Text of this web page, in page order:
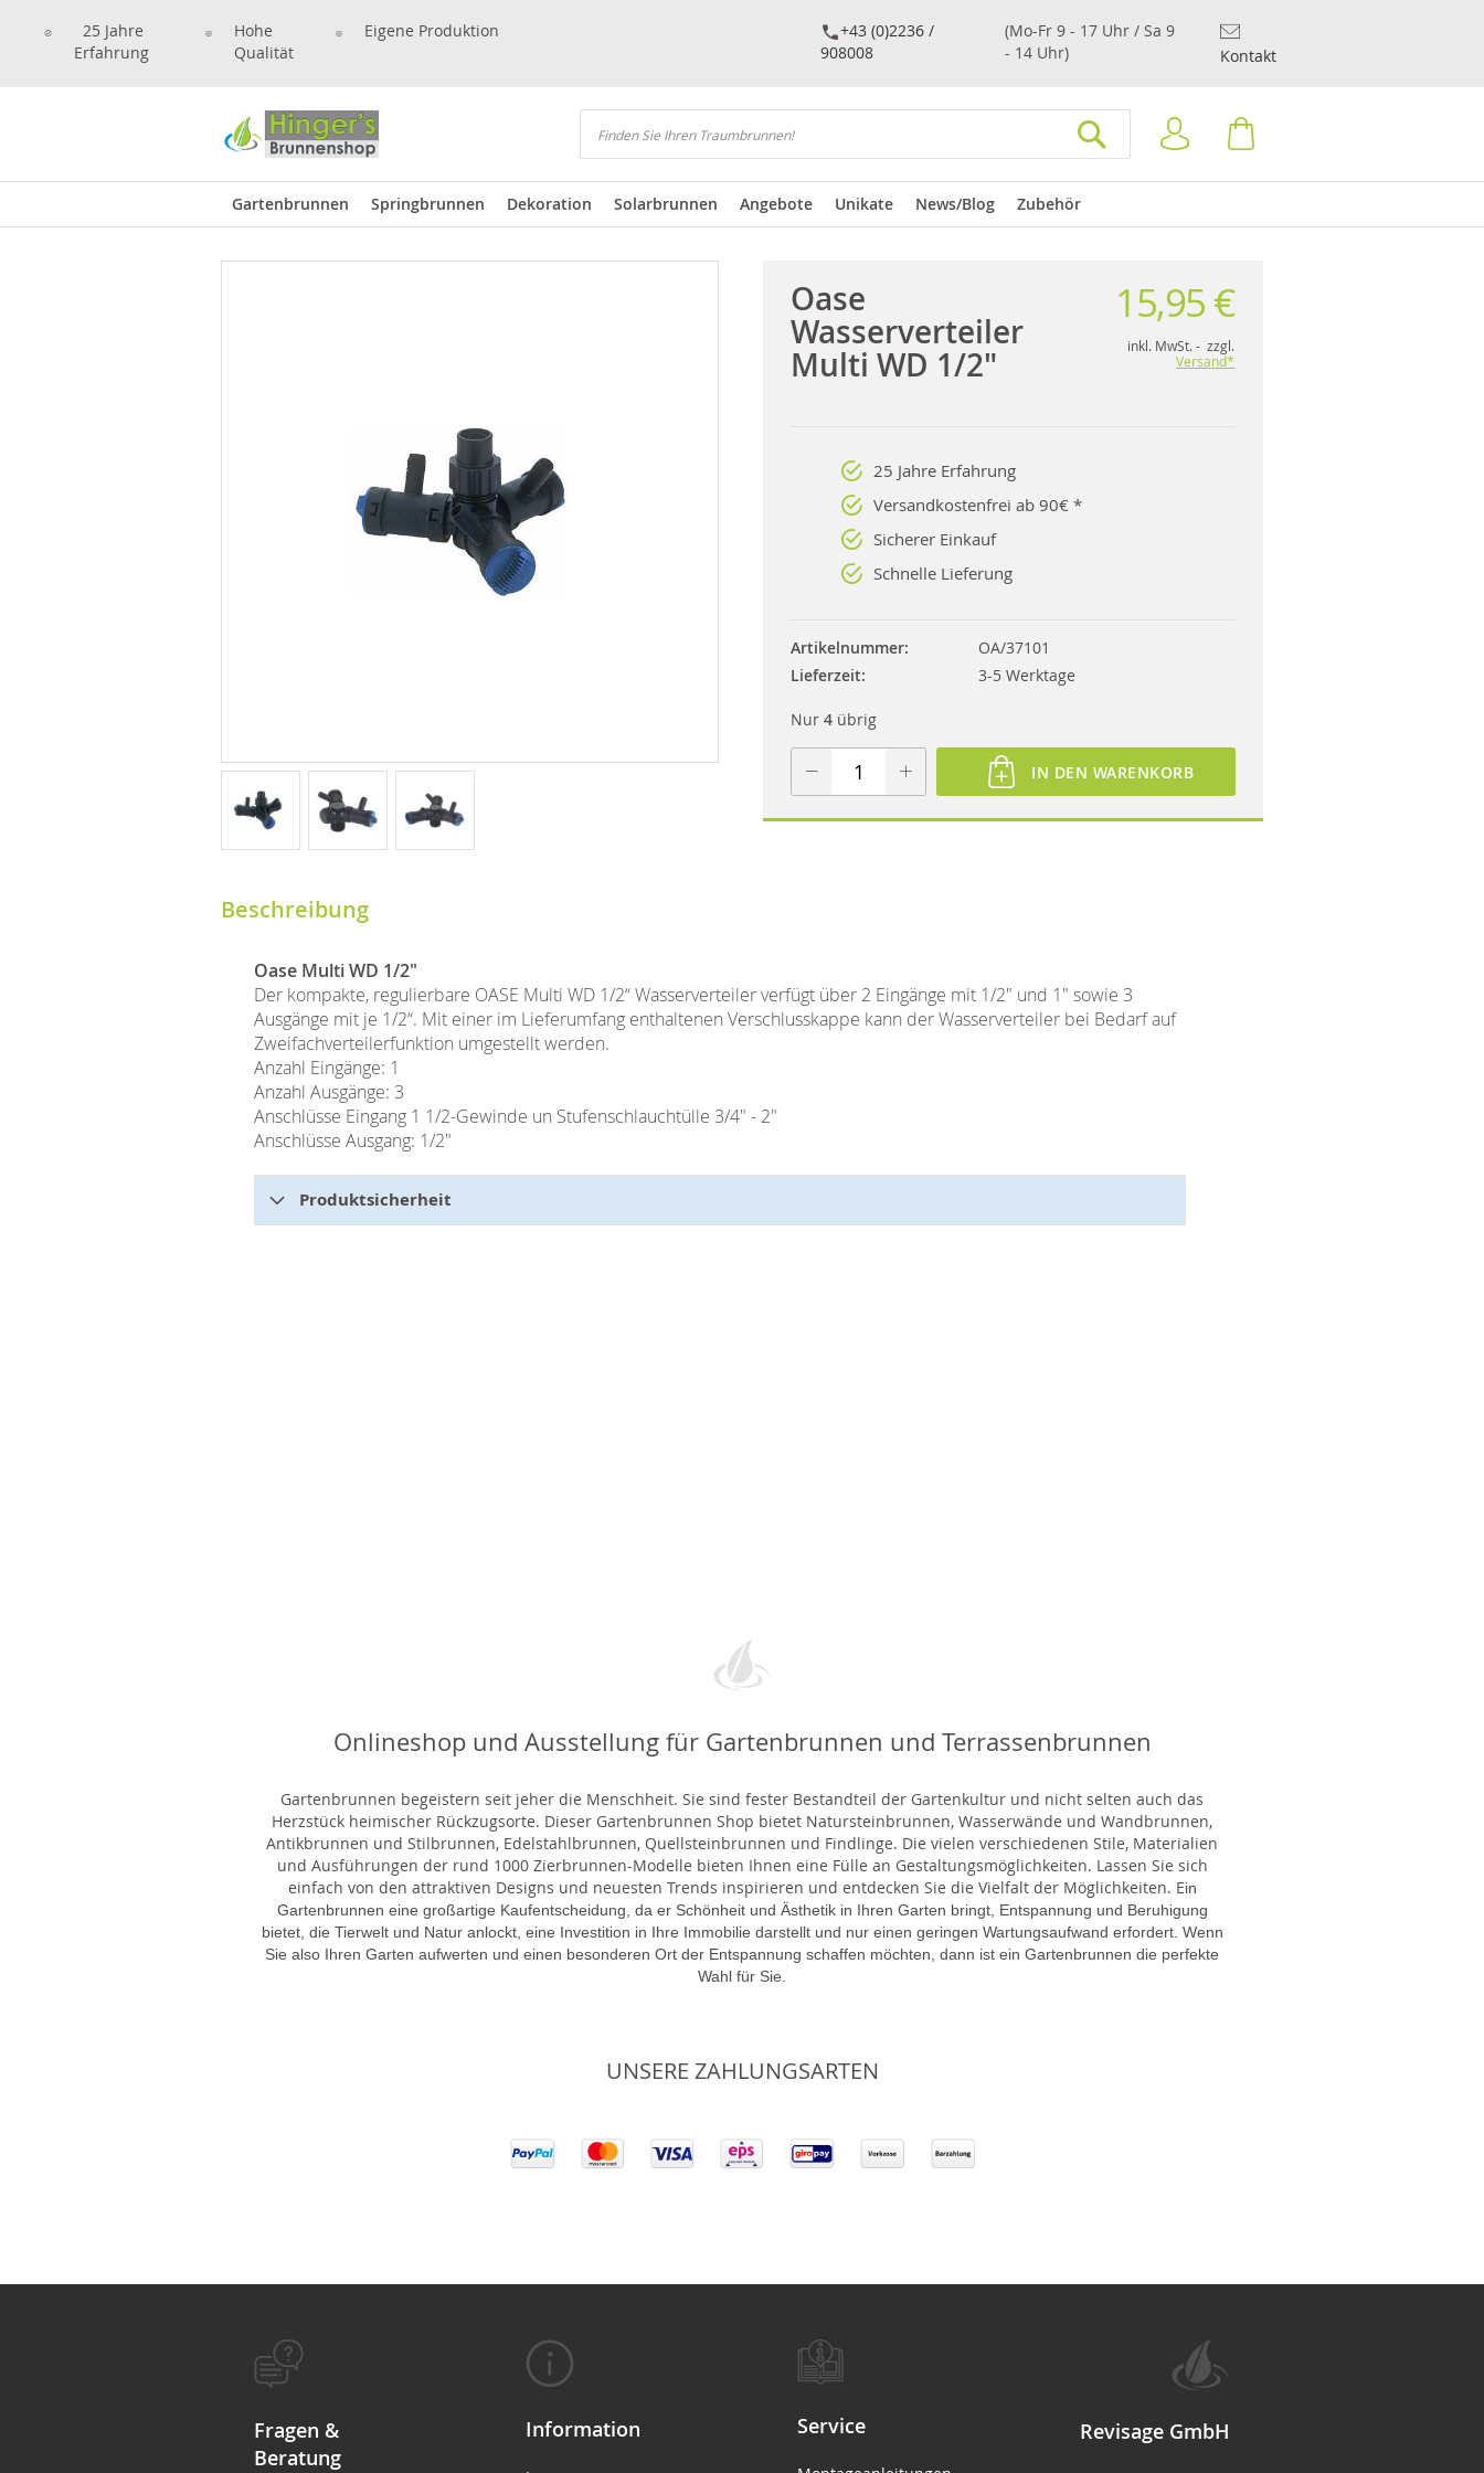
25 Jahre
Erfahrung
Hohe
Qualität
Eigene Produktion
+43 (0)2236 /
908008
(Mo-Fr 9 - 17 Uhr / Sa 9
- 14 Uhr)
Kontakt
Suchen
Anmelden
Gartenbrunnen Springbrunnen Dekoration Solarbrunnen Angebote Unikate News/Blog Zubehör
Oase
Wasserverteiler
Multi WD 1/2"
15,95 €
inkl. MwSt. - zzgl.
Versand*
25 Jahre Erfahrung
Versandkostenfrei ab 90€ *
Sicherer Einkauf
Schnelle Lieferung
Artikelnummer
OA/37101
Lieferzeit
3-5 Werktage
Nur 4übrig
IN DEN WARENKORB
Beschreibung
Oase Multi WD 1/2"
Der kompakte, regulierbare OASE Multi WD 1/2“ Wasserverteiler verfügt über 2 Eingänge mit 1/2" und 1" sowie 3
Ausgänge mit je 1/2“. Mit einer im Lieferumfang enthaltenen Verschlusskappe kann der Wasserverteiler bei Bedarf auf
Zweifachverteilerfunktion umgestellt werden.
Anzahl Eingänge: 1
Anzahl Ausgänge: 3
Anschlüsse Eingang 1 1/2-Gewinde un Stufenschlauchtülle 3/4" - 2"
Anschlüsse Ausgang: 1/2"
Produktsicherheit
Onlineshop und Ausstellung für Gartenbrunnen und Terrassenbrunnen
Gartenbrunnen begeistern seit jeher die Menschheit. Sie sind fester Bestandteil der Gartenkultur und nicht selten auch das
Herzstück heimischer Rückzugsorte. Dieser Gartenbrunnen Shop bietet Natursteinbrunnen, Wasserwände und Wandbrunnen,
Antikbrunnen und Stilbrunnen, Edelstahlbrunnen, Quellsteinbrunnen und Findlinge. Die vielen verschiedenen Stile, Materialien
und Ausführungen der rund 1000 Zierbrunnen-Modelle bieten Ihnen eine Fülle an Gestaltungsmöglichkeiten. Lassen Sie sich
einfach von den attraktiven Designs und neuesten Trends inspirieren und entdecken Sie die Vielfalt der Möglichkeiten. Ein
Gartenbrunnen eine großartige Kaufentscheidung, da er Schönheit und Ästhetik in Ihren Garten bringt, Entspannung und Beruhigung
bietet, die Tierwelt und Natur anlockt, eine Investition in Ihre Immobilie darstellt und nur einen geringen Wartungsaufwand erfordert. Wenn
Sie also Ihren Garten aufwerten und einen besonderen Ort der Entspannung schaffen möchten, dann ist ein Gartenbrunnen die perfekte
Wahl für Sie.
UNSERE ZAHLUNGSARTEN
Fragen &
Beratung
Information Service Revisage GmbH